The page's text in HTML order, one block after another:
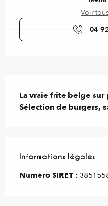
Voir
04
La vraie frite belge sur
Sélection de burgers,
Informations légales
Informations légales
Numéro SIRET :